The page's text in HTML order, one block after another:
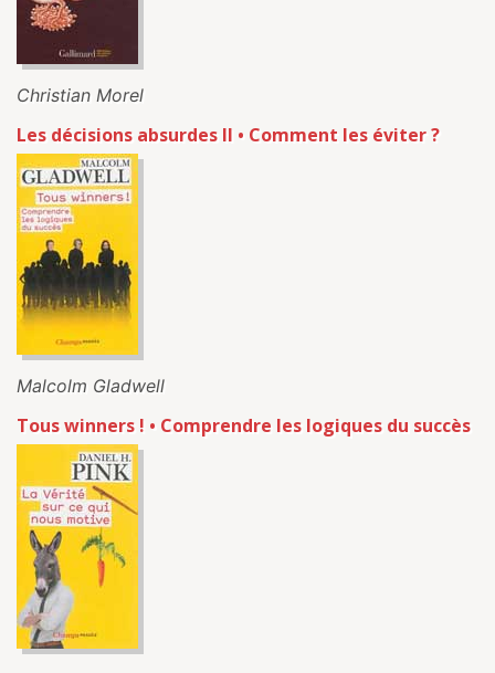
Christian Morel
Les décisions absurdes II • Comment les éviter ?
Malcolm Gladwell
Tous winners ! • Comprendre les logiques du succès